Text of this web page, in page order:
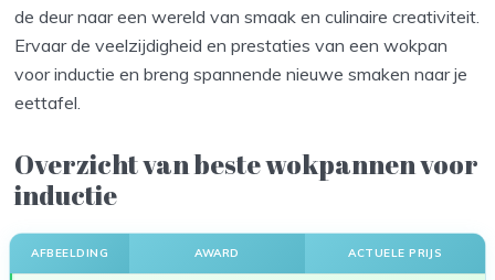
de deur naar een wereld van smaak en culinaire creativiteit.
Ervaar de veelzijdigheid en prestaties van een wokpan
voor inductie en breng spannende nieuwe smaken naar je
eettafel.
Overzicht van beste wokpannen voor
inductie
AFBEELDING AWARD ACTUELE PRIJS